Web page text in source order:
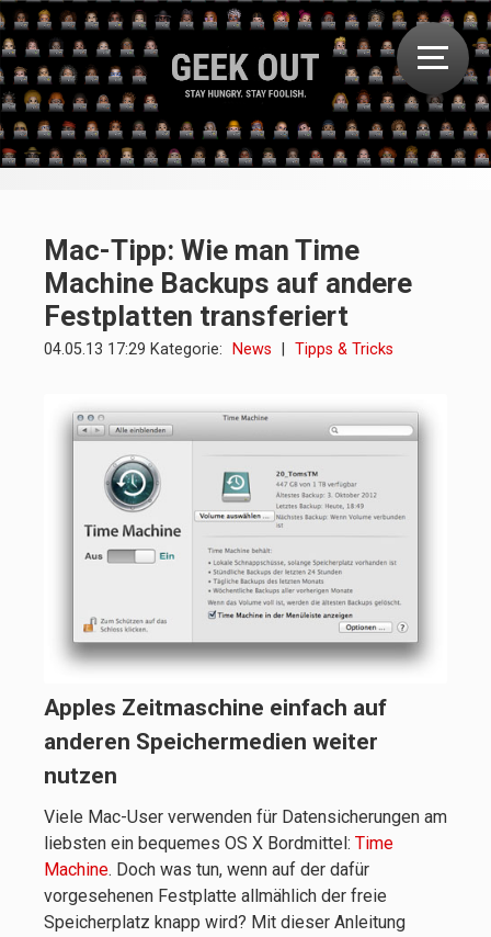
Mac-Tipp: Wie man Time
Machine Backups auf andere
Festplatten transferiert
04.05.13 17:29 Kategorie: News Tipps & Tricks
Apples Zeitmaschine einfach auf
anderen Speichermedien weiter
nutzen
Viele Mac-User verwenden für Datensicherungen am
liebsten ein bequemes OS X Bordmittel: Time
Machine. Doch was tun, wenn auf der dafür
vorgesehenen Festplatte allmählich der freie
Speicherplatz knapp wird? Mit dieser Anleitung